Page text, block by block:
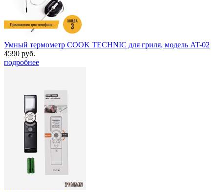
Умный термометр COOK TECHNIC для гриля, модель AT-02
4590 руб.
подробнее